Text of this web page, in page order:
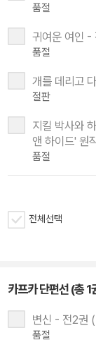
품절
귀여운 여인 -
품절
개를 데리고
절판
지킬 박사와
앤 하이드' 원
품절
전체선택
카프카 단편선 (총 1
변신 - 전2권
품절